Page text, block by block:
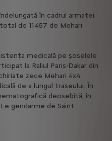
în cadrul armatei
de 11.457 de Mehari
medicală pe șoselele
la Raliul Paris-Dakar din
zece Mehari 4x4
de-a lungul traseului. În
deosebită, în
gendarme de Saint